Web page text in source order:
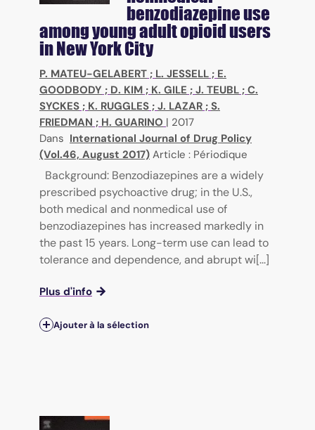
benzodiazepine use
among young adult opioid users
in New York City
P. MATEU-GELABERT ; L. JESSELL ; E.
GOODBODY ; D. KIM ; K. GILE ; J. TEUBL ; C.
SYCKES ; K. RUGGLES ; J. LAZAR ; S.
FRIEDMAN ; H. GUARINO | 2017
Dans International Journal of Drug Policy
(Vol.46, August 2017) Article : Périodique
Background: Benzodiazepines are a widely
prescribed psychoactive drug; in the U.S.,
both medical and nonmedical use of
benzodiazepines has increased markedly in
the past 15 years. Long-term use can lead to
tolerance and dependence, and abrupt wi[...]
Plus d'info
Ajouter à la sélection